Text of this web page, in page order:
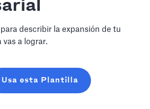
describir la expansión de tu
vas a lograr.
Usa esta Plantilla